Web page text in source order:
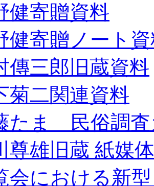
健寄贈資料
健寄贈ノート
傳三郎旧蔵資料
菊二関連資料
たま 民俗調査
尊雄旧蔵 紙媒
会における新